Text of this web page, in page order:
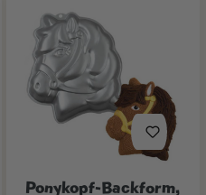
Ponykopf-Backform,